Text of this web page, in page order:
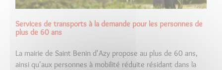
Services de transports à la demande pour les personnes de
plus de 60 ans
La mairie de Saint Benin d'Azy propose au plus de 60 ans,
ainsi qu'aux personnes à mobilité réduite résidant dans la